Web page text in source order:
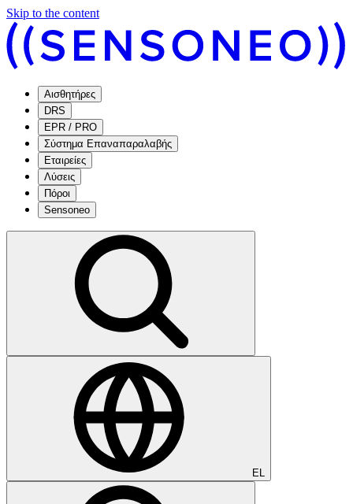
Skip to the content
Αισθητήρες
DRS
EPR / PRO
Σύστημα Επαναπαραλαβής
Εταιρείες
Λύσεις
Πόροι
Sensoneo
EL